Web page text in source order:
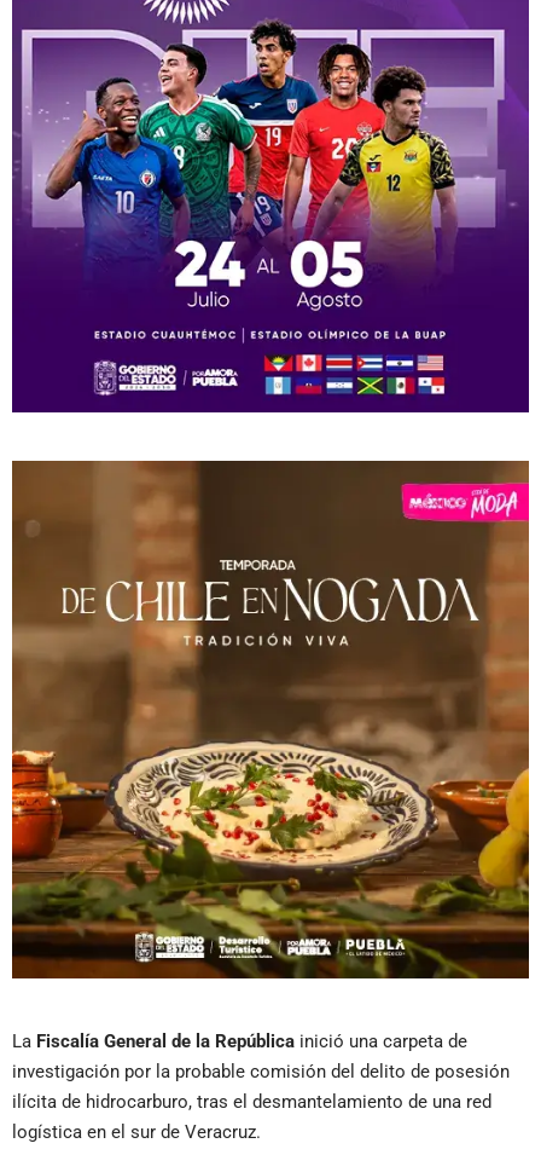
La Fiscalía General de la República inició una carpeta de
investigación por la probable comisión del delito de posesión
ilícita de hidrocarburo, tras el desmantelamiento de una red
logística en el sur de Veracruz.